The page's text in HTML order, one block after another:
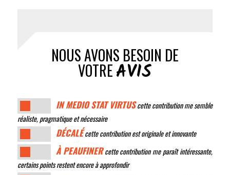
NOUS AVONS BESOIN DE
VOTREAVIS
IN MEDIO STAT VIRTUScette contribution me semble
réaliste, pragmatique et nécessaire
DÉCALÉcette contribution est originale et innovante
À PEAUFINERcette contribution me paraît intéressante,
certains points restent encore à approfondir